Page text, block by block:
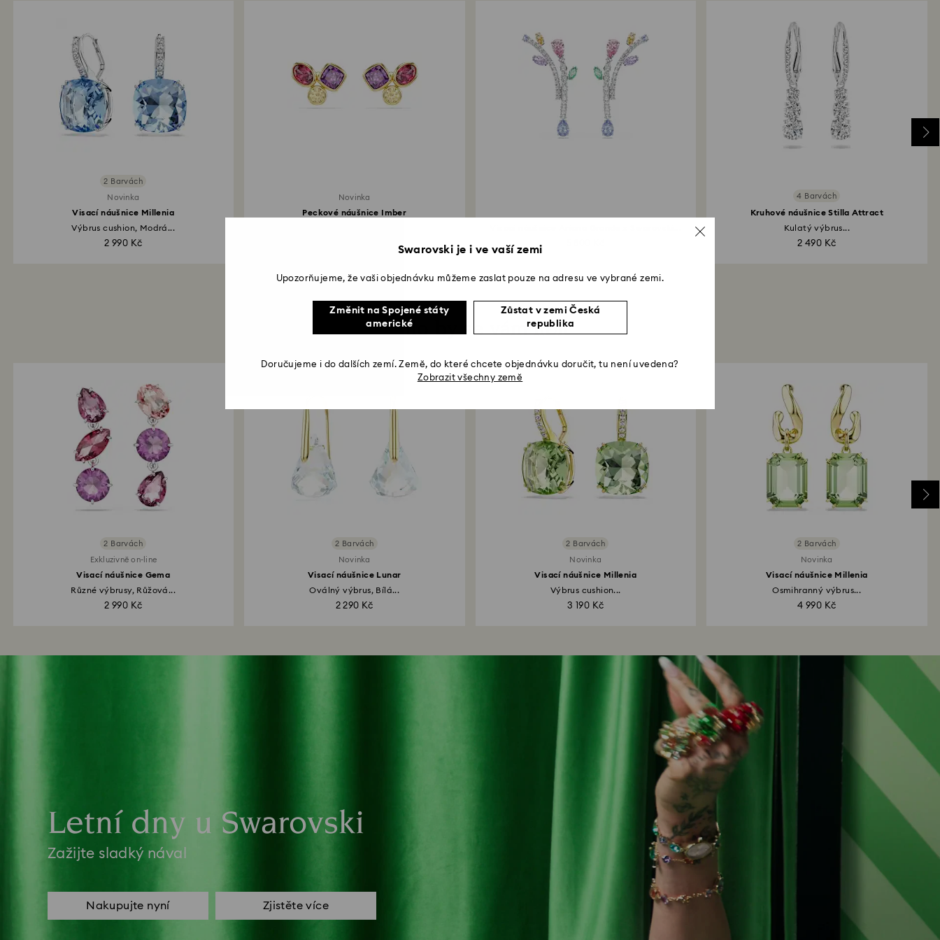
2 Barvách
Novinka
Visací náušnice Millenia
Výbrus cushion, Modrá...
2 990 Kč
Novinka
Peckové náušnice Imber
4 Barvách
Kruhové náušnice Stilla Attract
Kulatý výbrus...
2 490 Kč
Mohlo by se vám líbit
2 Barvách
Exkluzivně on-line
Visací náušnice Gema
Různé výbrusy, Růžová...
2 990 Kč
2 Barvách
Novinka
Visací náušnice Lunar
Oválný výbrus, Bílá...
2 290 Kč
2 Barvách
Novinka
Visací náušnice Millenia
Výbrus cushion...
3 190 Kč
2 Barvách
Novinka
Visací náušnice Millenia
Osmihranný výbrus...
4 990 Kč
Letní dny u Swarovski
Zažijte sladký nával
Nakupujte nyní Zjistěte více
Swarovski je i ve vaší zemi
Upozorňujeme, že vaši objednávku můžeme zaslat pouze na adresu ve vybrané zemi.
Změnit na Spojené státy
americké
Zůstat v zemi Česká
republika
Doručujeme i do dalších zemí. Země, do které chcete objednávku doručit, tu není uvedena?
Zobrazit všechny země